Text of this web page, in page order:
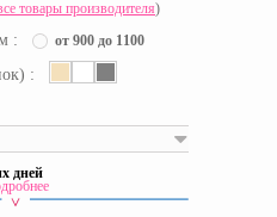
товары производителя)
: от 900 до 1100
:
дней
ЛДСП